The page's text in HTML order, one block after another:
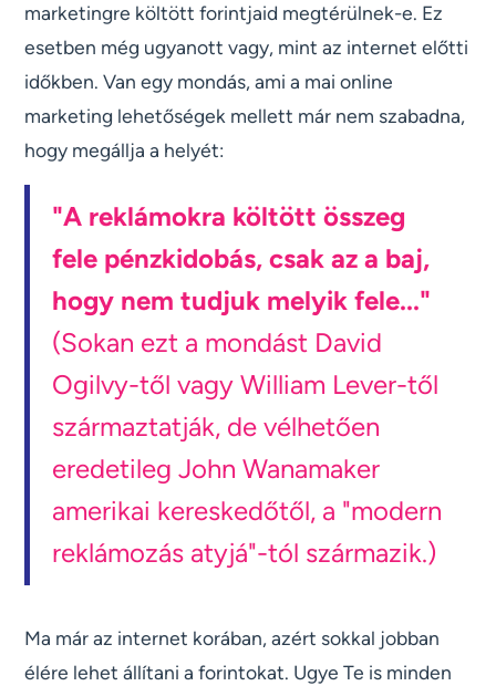
marketingre költött forintjaid megtérülnek-e. Ez
esetben még ugyanott vagy, mint az internet előtti
időkben. Van egy mondás, ami a mai online
marketing lehetőségek mellett már nem szabadna,
hogy megállja a helyét:
"A reklámokra költött összeg
fele pénzkidobás, csak az a baj,
hogy nem tudjuk melyik fele..."
(Sokan ezt a mondást David
Ogilvy-től vagy William Lever-től
származtatják, de vélhetően
eredetileg John Wanamaker
amerikai kereskedőtől, a "modern
reklámozás atyjá"-tól származik.)
Ma már az internet korában, azért sokkal jobban
élére lehet állítani a forintokat. Ugye Te is minden